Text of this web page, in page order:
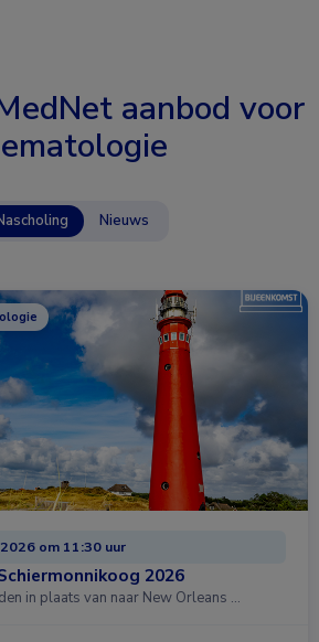
aanbod voor
Nieuws
om 11:30 uur
2026
in plaats van naar New Orleans …